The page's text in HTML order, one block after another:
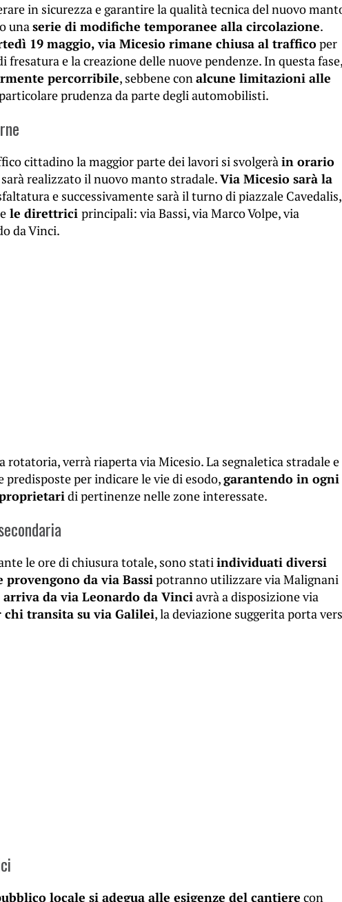
in sicurezza e garantire la qualità tecnica del nuovo
unaserie di modifiche temporanee alla circolazione.
19 maggio, via Micesio rimane chiusa al trafficoper
e la creazione delle nuove pendenze. In questa fase,
percorribile, sebbene conalcune limitazioni alle
prudenza da parte degli automobilisti.
cittadino la maggior parte dei lavori si svolgeràin orario
realizzato il nuovo manto stradale.Via Micesio sarà la
e successivamente sarà il turno di piazzale Cavedalis,
le direttrici principali: via Bassi, via Marco Volpe, via
da Vinci.
rotatoria, verrà riaperta via Micesio. La segnaletica stradale e
per indicare le vie di esodo,garantendo in ogni
proprietaridi pertinenze nelle zone interessate.
le ore di chiusura totale, sono statiindividuati diversi
provengono da via Bassipotranno utilizzare via Malignani
da via Leonardo da Vinciavrà a disposizione via
chi transita su via Galilei, la deviazione suggerita porta
locale si adegua alle esigenze del cantiere con